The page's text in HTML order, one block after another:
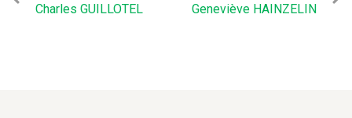
Charles GUILLOTEL Geneviève HAINZELIN